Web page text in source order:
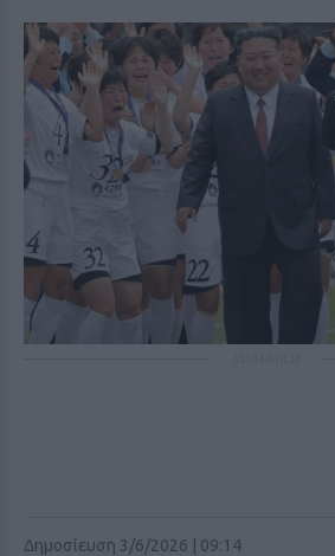
Δημοσίευση 3/6/2026 | 09:14